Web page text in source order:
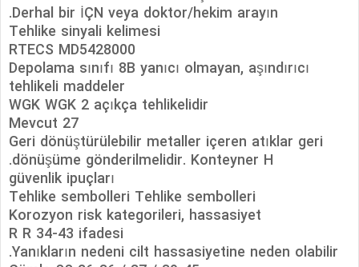
Derhal bir İÇN veya doktor/hekim arayın.
Tehlike sinyali kelimesi
RTECS MD5428000
Depolama sınıfı 8B yanıcı olmayan, aşındırıcı
tehlikeli maddeler
WGK WGK 2 açıkça tehlikelidir
Mevcut 27
Geri dönüştürülebilir metaller içeren atıklar geri
dönüşüme gönderilmelidir. Konteyner H.
güvenlik ipuçları
Tehlike sembolleri Tehlike sembolleri
Korozyon risk kategorileri, hassasiyet
R R 34-43 ifadesi
Yanıkların nedeni cilt hassasiyetine neden olabilir.